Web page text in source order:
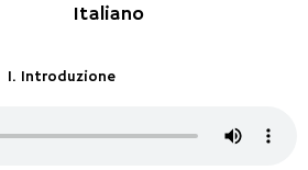
Italiano
1. Introduzione